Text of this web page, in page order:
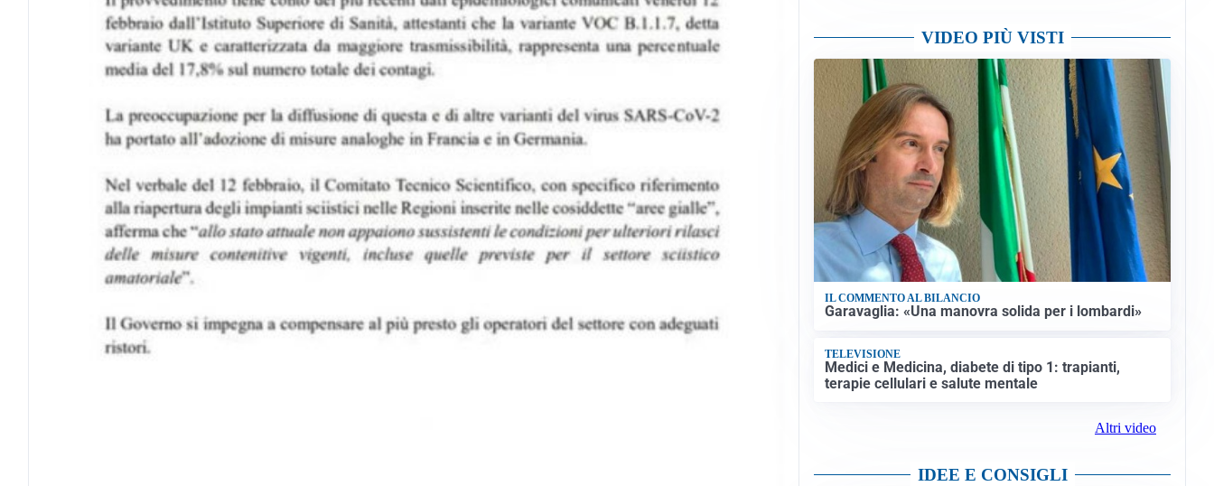
VIDEO PIÙ VISTI
IL COMMENTO AL BILANCIO
Garavaglia: «Una manovra solida per i lombardi»
TELEVISIONE
Medici e Medicina, diabete di tipo 1: trapianti,
terapie cellulari e salute mentale
Altri video
IDEE E CONSIGLI